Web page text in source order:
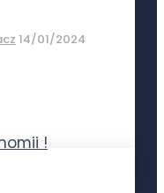
14/01/2024
!